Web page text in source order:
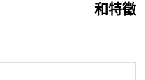
和特徵